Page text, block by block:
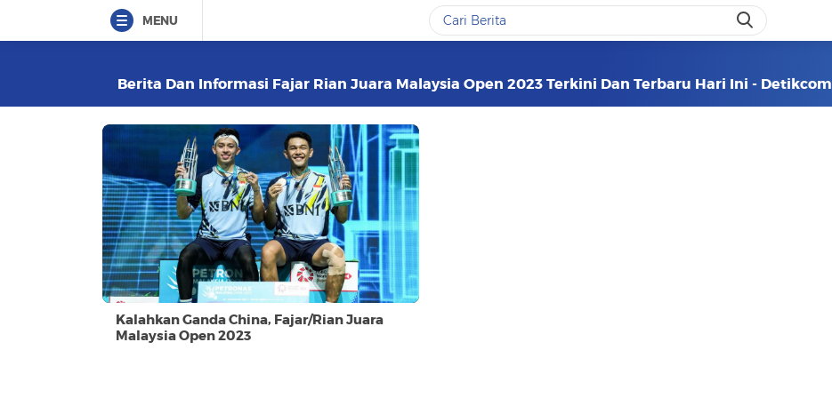
MENU
Berita Dan Informasi Fajar Rian Juara Malaysia Open 2023 Terkini Dan Terbaru Hari Ini - Detikcom
Kalahkan Ganda China, Fajar/Rian Juara
Malaysia Open 2023